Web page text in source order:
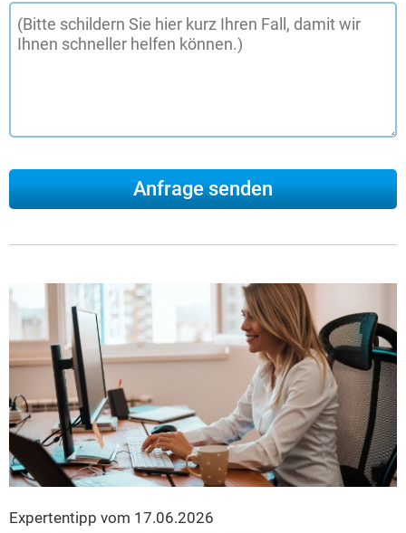
Expertentipp vom 17.06.2026